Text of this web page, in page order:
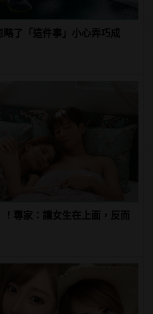
了「這件事」小心弄巧成
專家：讓女生在上面，反而